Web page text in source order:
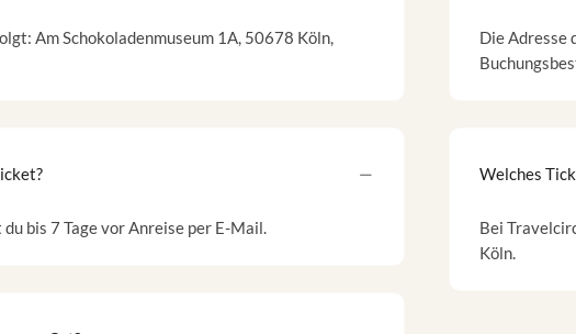
Am Schokoladenmuseum 1A, 50678 Köln,
bis 7 Tage vor Anreise per E-Mail.
Die Adresse
Welches
Bei
Köln.